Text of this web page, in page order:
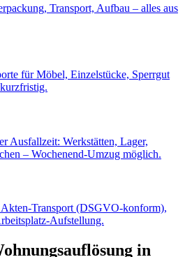
Transport, Aufbau – alles aus
für Möbel, Einzelstücke, Sperrgut
Ausfallzeit: Werkstätten, Lager,
– Wochenend-Umzug möglich.
Transport (DSGVO-konform),
Aufstellung.
in